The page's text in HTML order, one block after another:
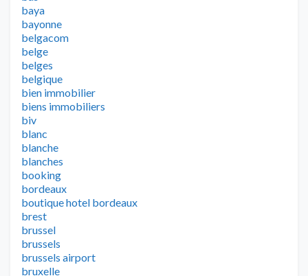
baya
bayonne
belgacom
belge
belges
belgique
bien immobilier
biens immobiliers
biv
blanc
blanche
blanches
booking
bordeaux
boutique hotel bordeaux
brest
brussel
brussels
brussels airport
bruxelle